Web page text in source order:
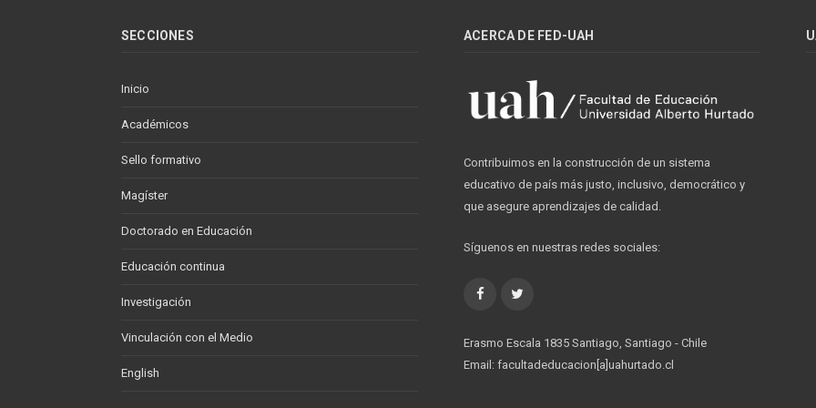
SECCIONES
Inicio
Académicos
Sello formativo
Magíster
Doctorado en Educación
Educación continua
Investigación
Vinculación con el Medio
English
ACERCA DE FED-UAH
Contribuimos en la construcción de un sistema
educativo de país más justo, inclusivo, democrático y
que asegure aprendizajes de calidad.
Síguenos en nuestras redes sociales:
Facebook
Erasmo Escala 1835 Santiago, Santiago - Chile
Email: facultadeducacion[a]uahurtado.cl